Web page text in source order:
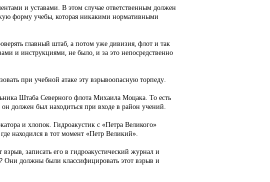
и уставами. В этом случае ответственным должен
форму учебы, которая никакими нормативными
главный штаб, а потом уже дивизия, флот и так
и инструкциями, не было, и за это непосредственно
при учебной атаке эту взрывоопасную торпеду.
Штаба Северного флота Михаила Моцака. То есть
должен был находиться при входе в район учений.
и хлопок. Гидроакустик с «Петра Великого»
находился в тот момент «Петр Великий».
записать его в гидроакустический журнал и
Они должны были классифицировать этот взрыв и